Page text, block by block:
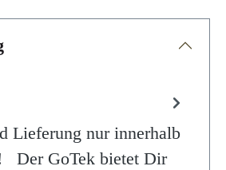
Lieferung nur innerhalb
Der GoTek bietet Dir